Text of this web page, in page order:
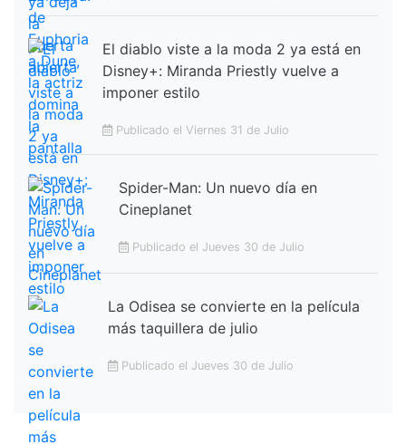
El diablo viste a la moda 2 ya está en
Disney+: Miranda Priestly vuelve a
imponer estilo
Publicado el Viernes 31 de Julio
Spider-Man: Un nuevo día en
Cineplanet
Publicado el Jueves 30 de Julio
La Odisea se convierte en la película
más taquillera de julio
Publicado el Jueves 30 de Julio